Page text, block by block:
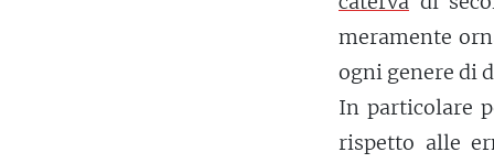
meramente
ogni genere di
In particolare
rispetto alle